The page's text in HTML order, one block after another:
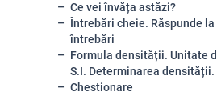
Ce vei învăța astăzi?
Întrebări cheie. Răspunde
întrebări
Formula densității. Unitate
S.I. Determinarea
Chestionare